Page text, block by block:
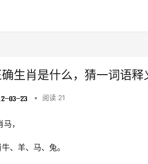
生肖是什么，猜一词语释
• 阅读 21
，
、羊、马、兔。